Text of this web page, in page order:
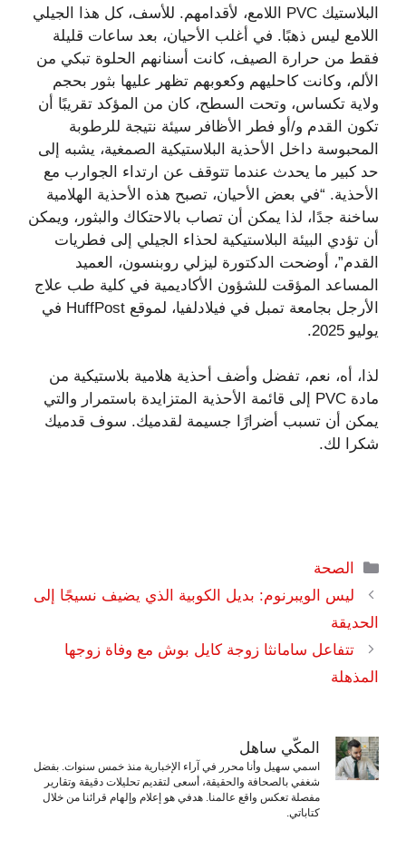
البلاستيك PVC اللامع، لأقدامهم. للأسف، كل هذا الجيلي
اللامع ليس ذهبًا. في أغلب الأحيان، بعد ساعات قليلة
فقط من حرارة الصيف، كانت أسنانهم الحلوة تبكي من
الألم، وكانت كاحليهم وكعوبهم تظهر عليها بثور بحجم
ولاية تكساس، وتحت السطح، كان من المؤكد تقريبًا أن
تكون القدم و/أو فطر الأظافر سيئة نتيجة للرطوبة
المحبوسة داخل الأحذية البلاستيكية الصمغية، يشبه إلى
حد كبير ما يحدث عندما تتوقف عن ارتداء الجوارب مع
الأحذية. “في بعض الأحيان، تصبح هذه الأحذية الهلامية
ساخنة جدًا، لذا يمكن أن تصاب بالاحتكاك والبثور، ويمكن
أن تؤدي البيئة البلاستيكية لحذاء الجيلي إلى فطريات
القدم”، أوضحت الدكتورة ليزلي روبنسون، العميد
المساعد المؤقت للشؤون الأكاديمية في كلية طب علاج
الأرجل بجامعة تمبل في فيلادلفيا، لموقع HuffPost في
يوليو 2025.
لذا، أه، نعم، تفضل وأضف أحذية هلامية بلاستيكية من
مادة PVC إلى قائمة الأحذية المتزايدة باستمرار والتي
يمكن أن تسبب أضرارًا جسيمة لقدميك. سوف قدميك
شكرا لك.
التصنيفات
الصحة
ليس الويبرنوم: بديل الكوبية الذي يضيف نسيجًا إلى
الحديقة
تتفاعل سامانثا زوجة كايل بوش مع وفاة زوجها
المذهلة
المكّي ساهل
اسمي سهيل وأنا محرر في آراء الإخبارية منذ خمس سنوات. بفضل
شغفي بالصحافة والحقيقة، أسعى لتقديم تحليلات دقيقة وتقارير
مفصلة تعكس واقع عالمنا. هدفي هو إعلام وإلهام قرائنا من خلال
كتاباتي.